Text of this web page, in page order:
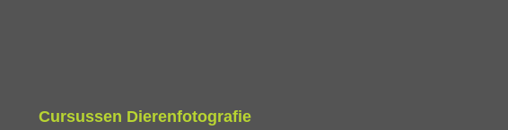
Cursussen Dierenfotografie